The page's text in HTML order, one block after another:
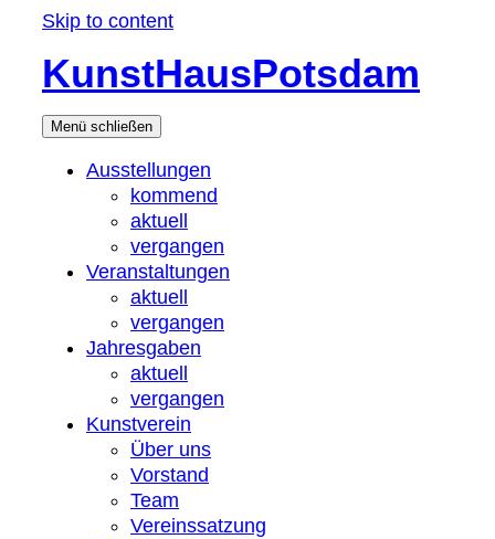
Skip to content
KunstHausPotsdam
Menü schließen
Ausstellungen
kommend
aktuell
vergangen
Veranstaltungen
aktuell
vergangen
Jahresgaben
aktuell
vergangen
Kunstverein
Über uns
Vorstand
Team
Vereinssatzung